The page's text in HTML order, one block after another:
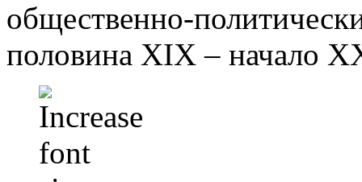
общественно-
половина XIX – начало